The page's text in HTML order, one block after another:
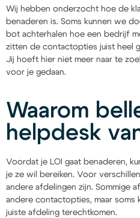
Wij hebben onderzocht hoe de
benaderen is. Soms kunnen we
bot achterhalen hoe een bedrijf
zitten de contactopties juist heel
Jij hoeft hier niet meer naar te
voor je gedaan.
Waarom
helpdesk
Voordat je LOI gaat benaderen,
je ze wil bereiken. Voor
andere afdelingen zijn. Sommige
andere contactopties, maar soms
juiste afdeling terechtkomen.